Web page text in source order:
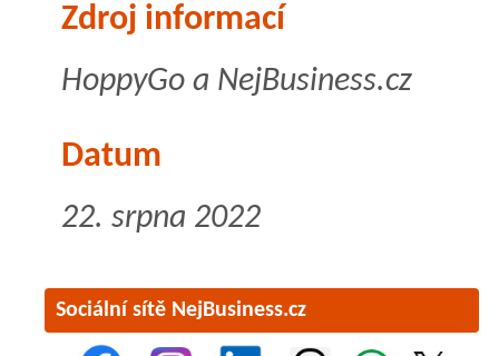
Zdroj informací
HoppyGo a NejBusiness.cz
Datum
22. srpna 2022
Sociální sítě NejBusiness.cz